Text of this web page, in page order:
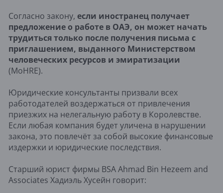
Согласно закону, если иностранец получает
предложение о работе в ОАЭ, он может начать
трудиться только после получения письма с
приглашением, выданного Министерством
человеческих ресурсов и эмиратизации
(MoHRE).
Юридические консультанты призвали всех
работодателей воздержаться от привлечения
приезжих на нелегальную работу в Королевстве.
Если любая компания будет уличена в нарушении
закона, это повлечёт за собой высокие финансовые
издержки и юридические последствия.
Старший юрист фирмы BSA Ahmad Bin Hezeem and
Associates Хадиэль Хусейн говорит: